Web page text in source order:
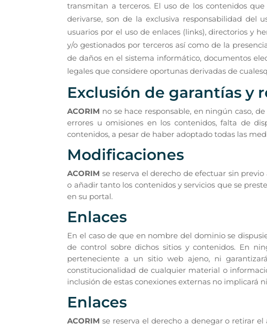
transmitan a terceros. El uso de los contenidos
derivarse, son de la exclusiva responsabilidad del
usuarios por el uso de enlaces (links), directorios y
y/o gestionados por terceros así como de la
de daños en el sistema informático, documentos
legales que considere oportunas derivadas de
Exclusión de garantías y
ACORIM no se hace responsable, en ningún caso,
errores u omisiones en los contenidos, falta de
contenidos, a pesar de haber adoptado todas las
Modificaciones
ACORIM se reserva el derecho de efectuar sin
o añadir tanto los contenidos y servicios que se
en su portal.
Enlaces
En el caso de que en nombre del dominio se
de control sobre dichos sitios y contenidos. En
perteneciente a un sitio web ajeno, ni
constitucionalidad de cualquier material o
inclusión de estas conexiones externas no implicará
Enlaces
ACORIMse reserva el derecho a denegar o retirar